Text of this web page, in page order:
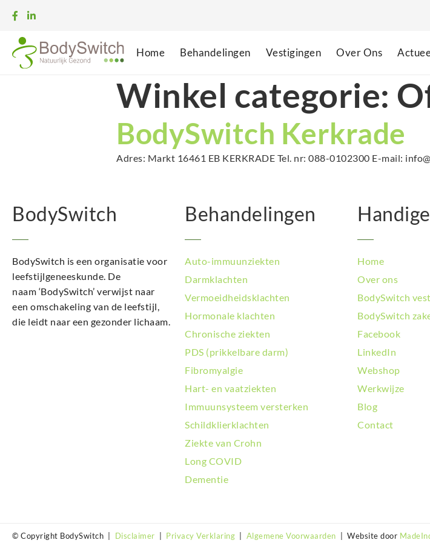
Home Behandelingen Vestigingen Over Ons
Winkel categorie:
BodySwitch Kerkrade
Adres: Markt 16461 EB KERKRADE Tel. nr: 088-0102300 E-mail:
BodySwitch
BodySwitch is een organisatie voor
leefstijlgeneeskunde. De
naam ‘BodySwitch’ verwijst naar
een omschakeling van de leefstijl,
die leidt naar een gezonder lichaam.
Behandelingen
Auto-immuunziekten
Darmklachten
Vermoeidheidsklachten
Hormonale klachten
Chronische ziekten
PDS (prikkelbare darm)
Fibromyalgie
Hart- en vaatziekten
Immuunsysteem versterken
Schildklierklachten
Ziekte van Crohn
Long COVID
Dementie
Home
Over ons
BodySwitch
BodySwitch
Facebook
LinkedIn
Webshop
Werkwijze
Blog
Contact
© Copyright BodySwitch | Disclaimer | Privacy Verklaring | Algemene Voorwaarden | Website door